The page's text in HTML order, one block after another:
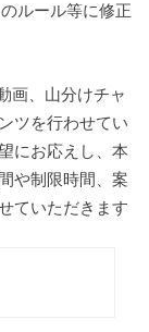
ルール等に修正
画、山分けチャ
ツを行わせてい
にお応えし、本
や制限時間、案
ていただきます